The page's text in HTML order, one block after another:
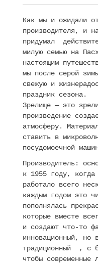
Как мы и ожидали
производителя, и
придумал
милую семью на
настоящим
мы после серой
свежую и
праздник сезона.
Зрелище — это
произведение
атмосферу.
ставить в
посудомоечной
Производитель:
к 1955 году, когда
работало всего
каждым годом это
пополнялась
которые вместе
и создают что-то
инновационный, но
традиционный , с
чтобы современные